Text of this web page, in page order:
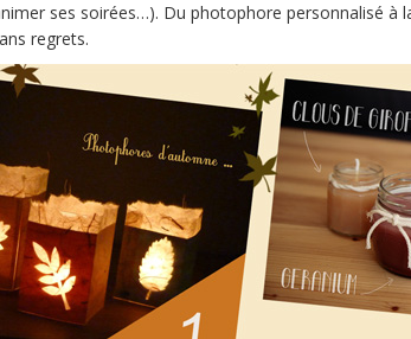
ses soirées…). Du photophore personnalisé à
regrets.